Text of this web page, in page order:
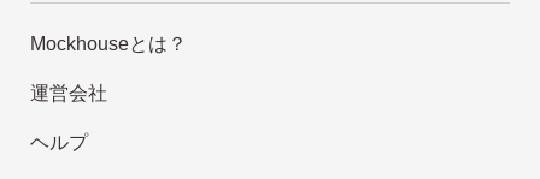
Mockhouseとは？
運営会社
ヘルプ